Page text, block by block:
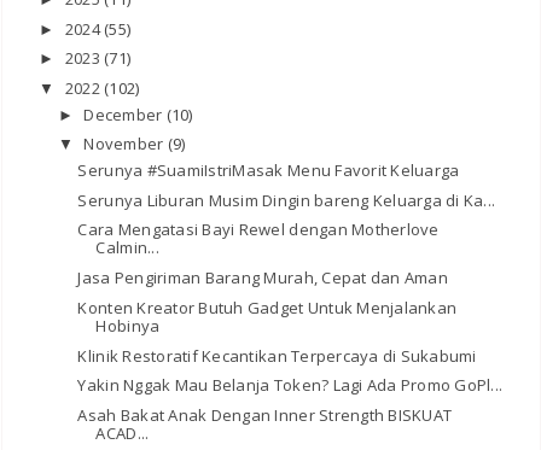
► 2024(55)
► 2023 (71)
▼ 2022 (102)
►December (10)
▼November (9)
Serunya #SuamiIstriMasak Menu Favorit Keluarga
Serunya Liburan Musim Dingin bareng Keluarga di Ka...
Cara Mengatasi Bayi Rewel dengan Motherlove
Calmin...
Jasa Pengiriman Barang Murah, Cepat dan Aman
Konten Kreator Butuh Gadget Untuk Menjalankan
Hobinya
Klinik Restoratif Kecantikan Terpercaya di Sukabumi
Yakin Nggak Mau Belanja Token? Lagi Ada Promo GoPl...
Asah Bakat Anak Dengan Inner Strength BISKUAT
ACAD...